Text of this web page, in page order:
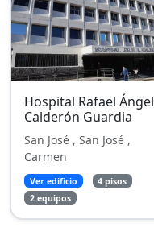
Hospital Rafael Ángel
Calderón Guardia
San José , San José ,
Carmen
Ver edificio
4 pisos
2 equipos